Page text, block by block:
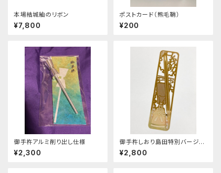
本場結城紬のリボン
¥7,800
ポストカード（熊毛鞘）
¥200
御手杵アルミ削り出し仕様
¥2,300
御手杵しおり島田特別バージョ
ン
¥2,800